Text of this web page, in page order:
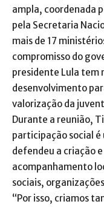
ampla, coordenada
pela Secretaria
mais de 17
compromisso do
presidente Lula tem
desenvolvimento
valorização da
Durante a reunião,
participação social é
defendeu a criação
acompanhamento
sociais,
“Por isso, criamos